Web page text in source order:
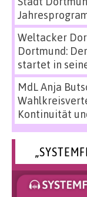
Weltacker
Dortmund:
startet in
MdL Anja
Kontinuität